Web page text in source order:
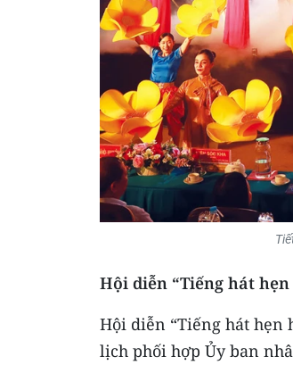
Hội diễn “Tiếng hát hẹn
Hội diễn “Tiếng hát hẹn
lịch phối hợp Ủy ban